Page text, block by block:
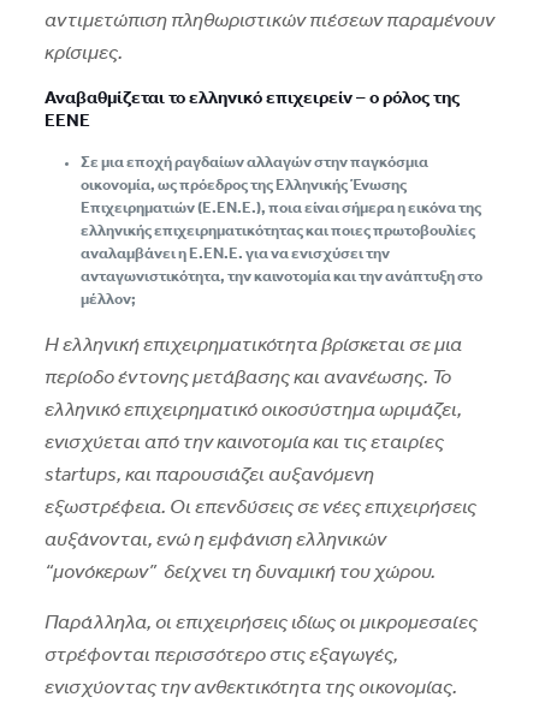
αντιμετώπιση πληθωριστικών πιέσεων παραμένουν
κρίσιμες.
Αναβαθμίζεται το ελληνικό επιχειρείν – ο ρόλος της
ΕΕΝΕ
Σε μια εποχή ραγδαίων αλλαγών στην παγκόσμια
οικονομία, ως πρόεδρος της Ελληνικής Ένωσης
Επιχειρηματιών (Ε.ΕΝ.Ε.), ποια είναι σήμερα η εικόνα της
ελληνικής επιχειρηματικότητας και ποιες πρωτοβουλίες
αναλαμβάνει η Ε.EN.E. για να ενισχύσει την
ανταγωνιστικότητα, την καινοτομία και την ανάπτυξη στο
μέλλον;
Η ελληνική επιχειρηματικότητα βρίσκεται σε μια
περίοδο έντονης μετάβασης και ανανέωσης. Το
ελληνικό επιχειρηματικό οικοσύστημα ωριμάζει,
ενισχύεται από την καινοτομία και τις εταιρίες
startups, και παρουσιάζει αυξανόμενη
εξωστρέφεια. Οι επενδύσεις σε νέες επιχειρήσεις
αυξάνονται, ενώ η εμφάνιση ελληνικών
“μονόκερων” δείχνει τη δυναμική του χώρου.
Παράλληλα, οι επιχειρήσεις ιδίως οι μικρομεσαίες
στρέφονται περισσότερο στις εξαγωγές,
ενισχύοντας την ανθεκτικότητα της οικονομίας.